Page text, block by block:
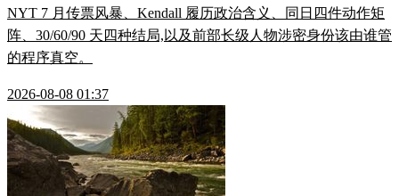
NYT 7 月传票风暴、Kendall 履历政治含义、同日四件动作矩
阵、30/60/90 天四种结局,以及前部长级人物涉密身份该由谁管
的程序真空。
2026-08-08 01:37